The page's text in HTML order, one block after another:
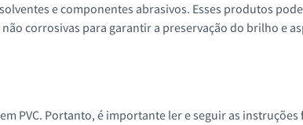
e componentes abrasivos. Esses produtos
corrosivas para garantir a preservação do brilho e
PVC. Portanto, é importante ler e seguir as